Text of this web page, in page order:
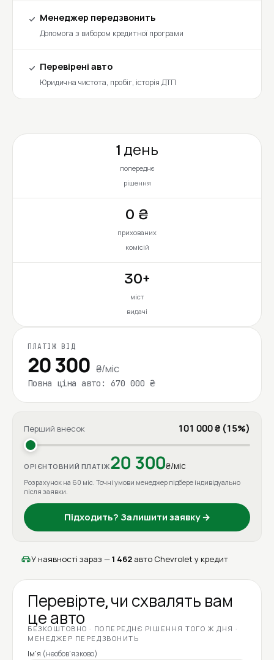
Менеджер передзвонить
Допомога з вибором кредитної програми
Перевірені авто
Юридична чистота, пробіг, історія ДТП
1 день
попереднє
рішення
0 ₴
прихованих
комісій
30+
міст
видачі
ПЛАТІЖ ВІД
20 300 ₴/міс
Повна ціна авто: 670 000 ₴
Перший внесок 101 000 ₴ (15%)
ОРІЄНТОВНИЙ ПЛАТІЖ20 300₴/міс
Розрахунок на 60 міс. Точні умови менеджер підбере індивідуально
після заявки.
Підходить? Залишити заявку →
У наявності зараз —1 462 авто Chevrolet у кредит
Перевірте, чи схвалять вам
це авто
БЕЗКОШТОВНО · ПОПЕРЕДНЄ РІШЕННЯ ТОГО Ж ДНЯ ·
МЕНЕДЖЕР ПЕРЕДЗВОНИТЬ
Ім'я (необов'язково)